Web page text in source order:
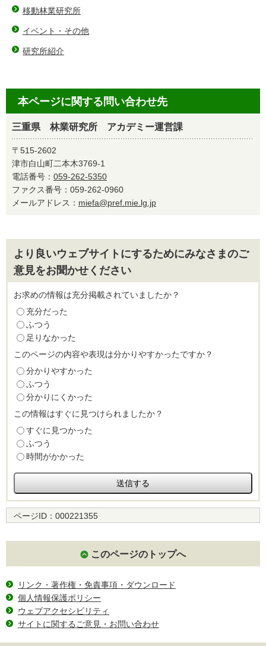
移動林業研究所
イベント・その他
研究所紹介
本ページに関する問い合わせ先
三重県 林業研究所 アカデミー運営課
〒515-2602
津市白山町二本木3769-1
電話番号： 059-262-5350
ファクス番号：059-262-0960
メールアドレス： miefa@pref.mie.lg.jp
より良いウェブサイトにするためにみなさまのご
意見をお聞かせください
お求めの情報は充分掲載されていましたか？
充分だった
ふつう
足りなかった
このページの内容や表現は分かりやすかったですか？
分かりやすかった
ふつう
分かりにくかった
この情報はすぐに見つけられましたか？
すぐに見つかった
ふつう
時間がかかった
ページID： 000221355
このページのトップへ
リンク・著作権・免責事項・ダウンロード
個人情報保護ポリシー
ウェブアクセシビリティ
サイトに関するご意見・お問い合わせ